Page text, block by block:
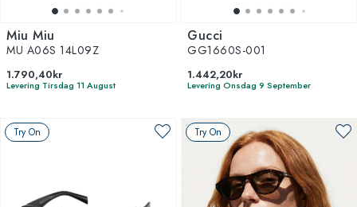
Miu Miu
MU A06S 14L09Z
1.790,40kr
Levering Tirsdag 11 August
Gucci
GG1660S-001
1.442,20kr
Levering Onsdag 9 September
Try On Try On